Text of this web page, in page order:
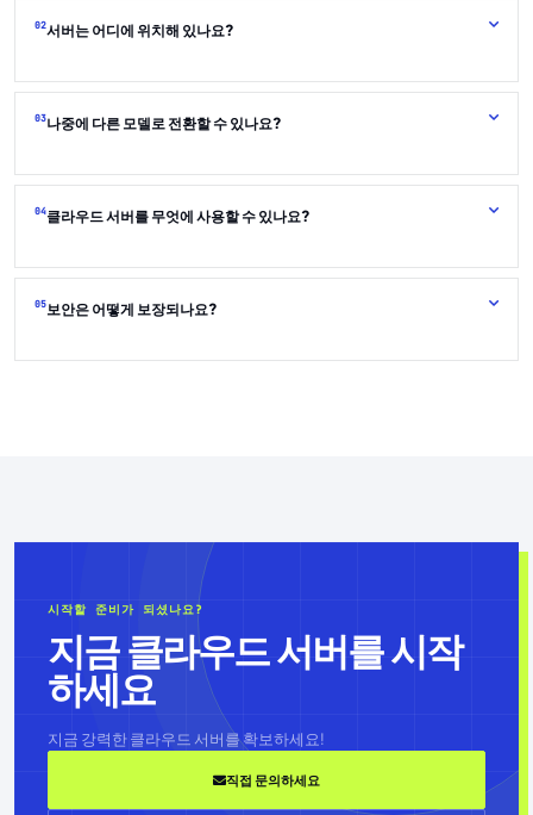
02서버는 어디에 위치해 있나요?
03나중에 다른 모델로 전환할 수 있나요?
04클라우드 서버를 무엇에 사용할 수 있나요?
05보안은 어떻게 보장되나요?
시작할 준비가 되셨나요?
지금 클라우드 서버를 시작
하세요
지금 강력한 클라우드 서버를 확보하세요!
직접 문의하세요